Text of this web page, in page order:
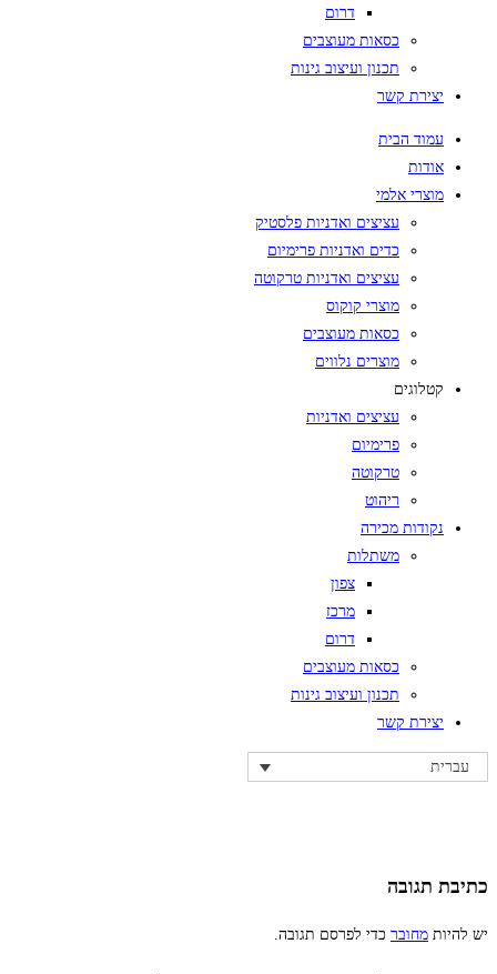
דרום
כסאות מעוצבים
תכנון ועיצוב גינות
יצירת קשר
עמוד הבית
אודות
מוצרי אלמי
עציצים ואדניות פלסטיק
כדים ואדניות פרימיום
עציצים ואדניות טרקוטה
מוצרי קוקוס
כסאות מעוצבים
מוצרים נלווים
קטלוגים
עציצים ואדניות
פרימיום
טרקוטה
ריהוט
נקודות מכירה
משתלות
צפון
מרכז
דרום
כסאות מעוצבים
תכנון ועיצוב גינות
יצירת קשר
עברית
כתיבת תגובה
יש להיות מחובר כדי לפרסם תגובה.